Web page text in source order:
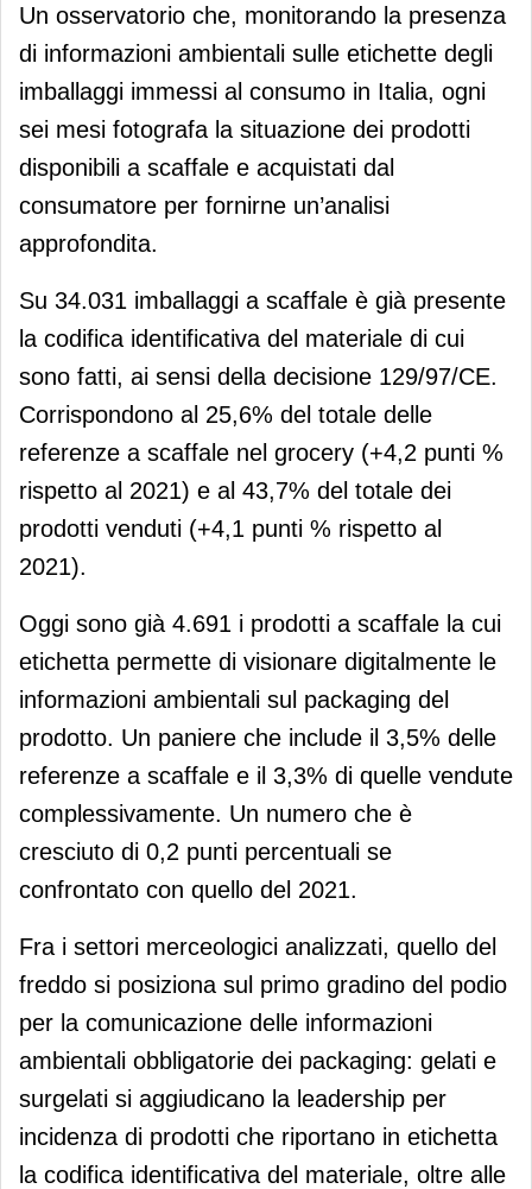
Un osservatorio che, monitorando la presenza
di informazioni ambientali sulle etichette degli
imballaggi immessi al consumo in Italia, ogni
sei mesi fotografa la situazione dei prodotti
disponibili a scaffale e acquistati dal
consumatore per fornirne un’analisi
approfondita.
Su 34.031 imballaggi a scaffale è già presente
la codifica identificativa del materiale di cui
sono fatti, ai sensi della decisione 129/97/CE.
Corrispondono al 25,6% del totale delle
referenze a scaffale nel grocery (+4,2 punti %
rispetto al 2021) e al 43,7% del totale dei
prodotti venduti (+4,1 punti % rispetto al
2021).
Oggi sono già 4.691 i prodotti a scaffale la cui
etichetta permette di visionare digitalmente le
informazioni ambientali sul packaging del
prodotto. Un paniere che include il 3,5% delle
referenze a scaffale e il 3,3% di quelle vendute
complessivamente. Un numero che è
cresciuto di 0,2 punti percentuali se
confrontato con quello del 2021.
Fra i settori merceologici analizzati, quello del
freddo si posiziona sul primo gradino del podio
per la comunicazione delle informazioni
ambientali obbligatorie dei packaging: gelati e
surgelati si aggiudicano la leadership per
incidenza di prodotti che riportano in etichetta
la codifica identificativa del materiale, oltre alle